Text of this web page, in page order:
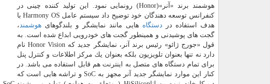
هوشمند برند «آنر»(Honor) رونمایی نمود. این تولید كننده چینی در
كنفرانس توسعه دهندگان خود توضیح داد سیستم عامل Harmony OS با
هدف استفاده دردستگاه هایی مانند نمایشگر و بلندگوهایهوشمند،
گجت های پوشیدنی و همینطور گجت های خودرویی ابداع شده است. به
قول «جورج ژائو» رئیس برند آنر، نمایشگر جدید كه Honor Vision نام
دارد نه تنها بعنوان تلویزیون بلكه بعنوان یك مركز اطلاعات و كنترل پنل
برای تمام دستگاه های متصل به اینترنت هم قابل استفاده می باشد. در
كنار این موارد نمایشگر جدید آنر مجهز به SoC و تراشه هایی است كه